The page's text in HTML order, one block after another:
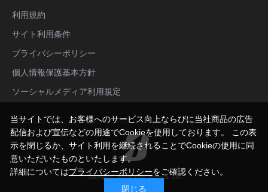
利用規約
サイト利用条件
プライバシーポリシー
個人情報保護基本方針
ソーシャルメディア利用規定
Copyright © Bridgestone Sports Co., Ltd.
All Rights Reserved.
当サイトでは、お客様へのサービス向上ならびに当社商品の広告
配信および宣伝などの用途でCookieを使用しております。 この表
示を閉じるか、サイト利用を継続されることでCookieの使用に同
意いただいたものといたします。
詳細についてはプライバシーポリシーをご確認ください。
閉じる